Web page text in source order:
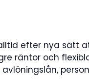
efter nya sätt
räntor och